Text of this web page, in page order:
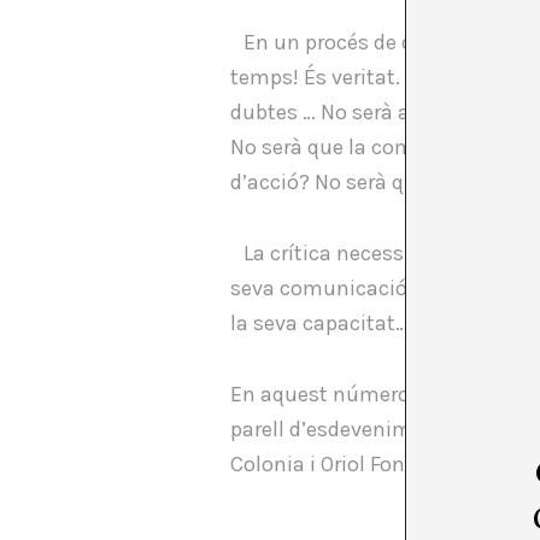
En un procés de canvi
temps! És veritat. Necessitem
dubtes … No serà a l’inrevés?
No serà que la comoditat del
d’acció? No serà que el que es
La crítica necessita, com no,
seva comunicació i en el seu
la seva capacitat… crítica.
En aquest número publiquem
parell d’esdeveniments sobre
Colonia i Oriol Fontdevila